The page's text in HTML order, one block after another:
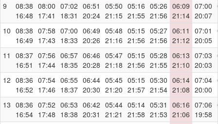
9
08:38
16:48
08:00
17:41
07:02
18:31
06:51
20:24
05:50
21:15
05:16
21:55
05:26
21:56
06:09
21:14
07:00
20:07
10 08:38
16:49
07:58
17:43
07:00
18:33
06:49
20:26
05:48
21:16
05:15
21:56
05:27
21:56
06:11
21:12
07:01
20:05
11
08:37
16:51
07:56
17:44
06:57
18:35
06:46
20:28
05:47
21:18
05:15
21:56
05:28
21:55
06:13
21:10
07:03
20:03
12 08:36
16:52
07:54
17:46
06:55
18:37
06:44
20:30
05:45
21:20
05:15
21:57
05:30
21:54
06:14
21:08
07:04
20:00
13 08:36
16:54
07:52
17:48
06:53
18:38
06:42
20:31
05:44
21:21
05:14
21:58
05:31
21:53
06:16
21:06
07:06
19:58